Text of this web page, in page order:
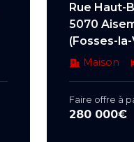
Rue Haut-
5070
(Fosses-
Maison
Faire offre à
280 000€